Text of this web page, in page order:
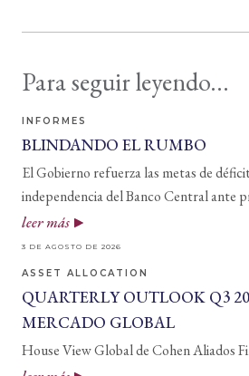
Para seguir leyendo...
INFORMES
BLINDANDO EL RUMBO
El Gobierno refuerza las metas de
independencia del Banco Central ante
leer más
3 DE AGOSTO DE 2026
ASSET ALLOCATION
QUARTERLY OUTLOOK Q3
MERCADO GLOBAL
House View Global de Cohen Aliados